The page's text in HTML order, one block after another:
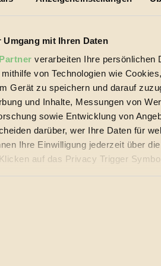
mit Ihren Daten
verarbeiten Ihre persönlichen
von Technologien wie
Gerät zu speichern und darauf
und Inhalte, Messungen von
sowie Entwicklung von
darüber, wer Ihre Daten für
Ihre Einwilligung jederzeit über
auf das Privacy Trigger
wir auch gerne:
aktives Scannen nach bestimmten
Lebensstil und bewussten
Plattform für Ideen, Menschen
Fair-Trade sowie der Branche